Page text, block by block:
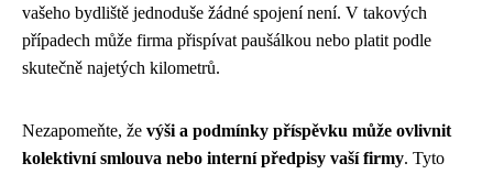
vašeho bydliště jednoduše žádné spojení není. V takových
případech může firma přispívat paušálkou nebo platit podle
skutečně najetých kilometrů.
Nezapomeňte, že výši a podmínky příspěvku může ovlivnit
kolektivní smlouva nebo interní předpisy vaší firmy. Tyto